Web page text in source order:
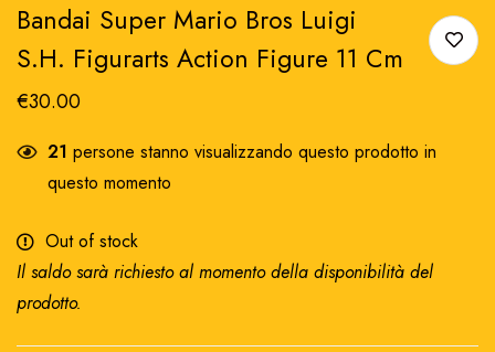
Bandai Super Mario Bros Luigi
S.H. Figurarts Action Figure 11 Cm
€30.00
21 persone stanno visualizzando questo prodotto in
questo momento
Out of stock
Il saldo sarà richiesto al momento della disponibilità del
prodotto.